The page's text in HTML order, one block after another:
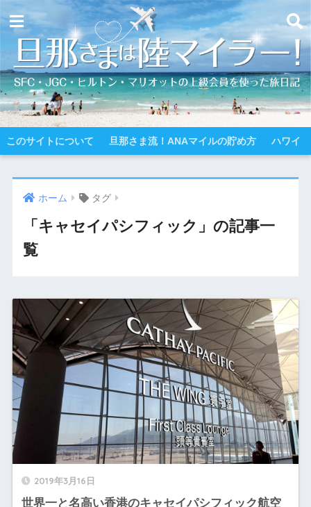
このサイトについて 旦那さま流！ANAマイルの貯め方 ハワイ
ホーム タグ
「キャセイパシフィック」の記事一
覧
2019年3月16日
世界一と名高い香港のキャセイパシフィック航空